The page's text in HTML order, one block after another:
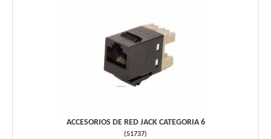
ACCESORIOS DE RED JACK CATEGORIA 6
(51737)